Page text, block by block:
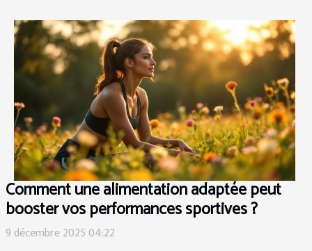
Comment une alimentation adaptée peut
booster vos performances sportives ?
9 décembre 2025 04:22